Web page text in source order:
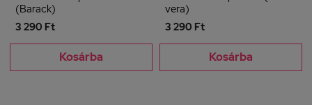
(Barack)
3 290 Ft
Kosárba
vera)
3 290 Ft
Kosárba